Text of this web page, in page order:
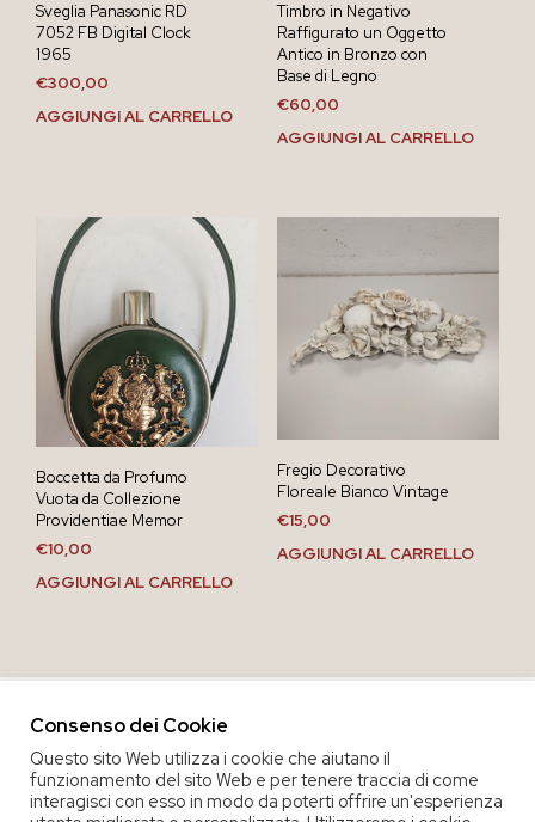
Sveglia Panasonic RD
7052 FB Digital Clock
1965
€300,00
AGGIUNGI AL CARRELLO
Timbro in Negativo
Raffigurato un Oggetto
Antico in Bronzo con
Base di Legno
€60,00
AGGIUNGI AL CARRELLO
Boccetta da Profumo
Vuota da Collezione
Providentiae Memor
€10,00
AGGIUNGI AL CARRELLO
Fregio Decorativo
Floreale Bianco Vintage
€15,00
AGGIUNGI AL CARRELLO
Consenso dei Cookie
Questo sito Web utilizza i cookie che aiutano il
funzionamento del sito Web e per tenere traccia di come
interagisci con esso in modo da poterti offrire un'esperienza